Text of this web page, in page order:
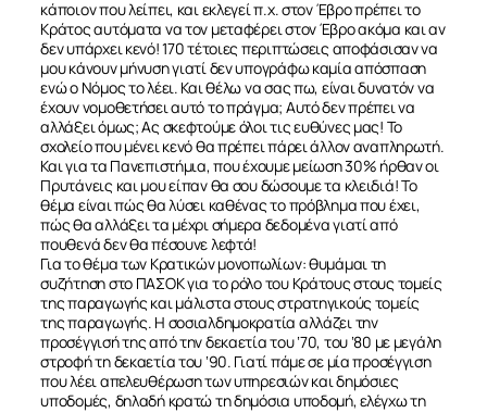
κάποιον που λείπει, και εκλεγεί π.χ. στον Έβρο πρέπει το
Κράτος αυτόματα να τον μεταφέρει στον Έβρο ακόμα και αν
δεν υπάρχει κενό! 170 τέτοιες περιπτώσεις αποφάσισαν να
μου κάνουν μήνυση γιατί δεν υπογράφω καμία απόσπαση
ενώ ο Νόμος το λέει. Και θέλω να σας πω, είναι δυνατόν να
έχουν νομοθετήσει αυτό το πράγμα; Αυτό δεν πρέπει να
αλλάξει όμως; Ας σκεφτούμε όλοι τις ευθύνες μας! Το
σχολείο που μένει κενό θα πρέπει πάρει άλλον αναπληρωτή.
Και για τα Πανεπιστήμια, που έχουμε μείωση 30% ήρθαν οι
Πρυτάνεις και μου είπαν θα σου δώσουμε τα κλειδιά! Το
θέμα είναι πώς θα λύσει καθένας το πρόβλημα που έχει,
πώς θα αλλάξει τα μέχρι σήμερα δεδομένα γιατί από
πουθενά δεν θα πέσουνε λεφτά!
Για το θέμα των Κρατικών μονοπωλίων: θυμάμαι τη
συζήτηση στο ΠΑΣΟΚ για το ρόλο του Κράτους στους τομείς
της παραγωγής και μάλιστα στους στρατηγικούς τομείς
της παραγωγής. Η σοσιαλδημοκρατία αλλάζει την
προσέγγισή της από την δεκαετία του ‘70, του ‘80 με μεγάλη
στροφή τη δεκαετία του ‘90. Γιατί πάμε σε μία προσέγγιση
που λέει απελευθέρωση των υπηρεσιών και δημόσιες
υποδομές, δηλαδή κρατώ τη δημόσια υποδομή, ελέγχω τη